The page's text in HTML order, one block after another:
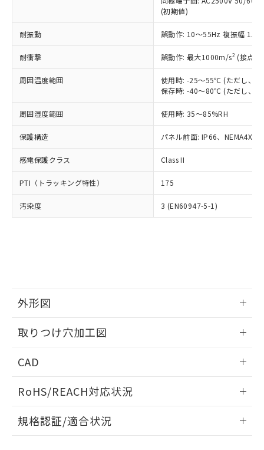
(初期値)
耐振動 誤動作: 10～55Hz 複振幅
耐衝撃 誤動作: 最大1000m/s2 (接点
周囲温度範囲
使用時: -25～55℃ (ただし、氷
保存時: -40～80℃ (ただし、氷
周囲湿度範囲 使用時: 35～85%RH
保護構造 パネル前面: IP66、NEMA4X,
感電保護クラス Class II
PTI（トラッキング特性） 175
汚染度 3 (EN60947-5-1)
外形図
取りつけ穴加工図
CAD
ドすることができます。
ログイン/会員登録
RoHS/REACH対応状況
EU RoHS 注意事項・凡例
規格認証/適合状況
正式な納期状況および標準価格はお客
様のお取引先、またはお客様担当のオ
ムロン制御機器販売店・当社販売員に
オムロン制御機器販売店や当社販売拠
販売ネットワーク
」をご確認
事前の承諾なく第三者に漏洩または開
示しないようお願いします。
マイパーツ機能（部品リスト作成サー
ビス）をご利用いただくには、I-Web
メンバーズにご登録されている必要が
あります。
お客様が当ウェブサイト上で当社にご
登録された部品リストについて、当社
および当社の共同利用者が、当社の製
(PBDE) 1000ppm以下、フタル酸ビス(2-エチルヘキシ
ル) (DEHP)(別名：DOP) 1000ppm以下、フタル酸ブチ
（DBP） 1000ppm以下、フタル酸ジイソブチル
但し、RoHS指令で産業用監視および制御機器に対する
フタル酸エステル類の４物質については閾値を超える意
図的な使用がないことを確認しています。
※2 対応予定月
部品在庫の切り替え状況などにより、予定
月が前後することがあります。
※3 非含有証明書ダウンロード
※本証明書は発行日時点で非含有を証明す
るもので、過去に遡って非含有を証明する
また、RoHS指令のフタル酸エステル類４
物質の対応では、対応完了までの期間は出
荷製品に未対応品が混在することから備考
既に当社にて対応品への在庫切替を完了
していることから、特段のことがない限
り、2022年1月12日より割愛しておりま
ニル類) : 1000ppm、 PBDEs(ポリ臭化ジフェニルエーテ
イソブチル) : 1000ppm、 BBP(フタル酸ブチルベンジ
DEHP(フタル酸ビス(2-エチルヘキシル)) : 1000ppm
「ｅ」：有害物質（10物質）のすべてが基
準値以下であることを示します。
「10」：通常の使用状況下において有害物
質が外部に漏えいし、環境に深刻な影響を
及ぼさない年数を意味します。
い合わせください。
当社は規制貨物を破棄する場合は、完
全に破砕するなど、違法に輸出されな
いよう必要な手段を講じます。
当社は貴社製品を、核兵器、ミサイ
ル、化学兵器、生物兵器またはその他
武器並びにこれらの製造装置等に一切
当社は、貴社製品を第三者に販売する
場合は、上記1、2および3の内容を当
該第三者に通知します。また当社は、
販売先および販売に係わる関係者が違
り引きをいたしません。
一定数以上の在庫あり
一定数には満たないが在庫あり
在庫なし(最新の在庫状況につ
いては、お客様のお取引先、ま
たはお客様担当のオムロン制御
機器販売店・当社販売員にご確
白
受注生産機種、また在庫状況の
情報を公開していない機種